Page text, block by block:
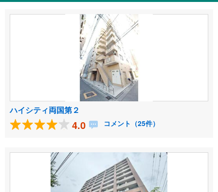
ハイシティ両国第２
4.0 コメント（25件）